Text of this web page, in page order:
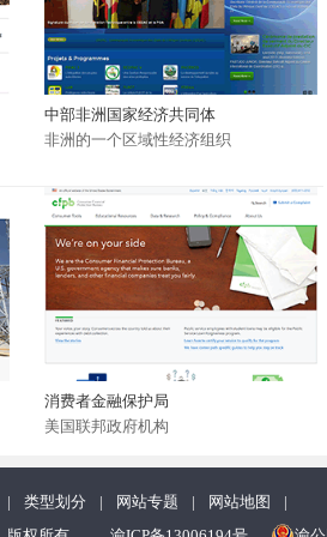
中部非洲国家经济共同体
非洲的一个区域性经济组织
消费者金融保护局
美国联邦政府机构
| 类型划分 | 网站专题 | 网站地图
|